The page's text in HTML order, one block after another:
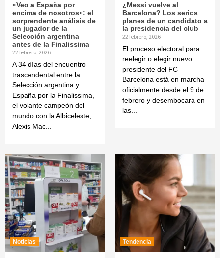
«Veo a España por
encima de nosotros»: el
sorprendente análisis de
un jugador de la
Selección argentina
antes de la Finalissima
22 febrero, 2026
A 34 días del encuentro
trascendental entre la
Selección argentina y
España por la Finalissima,
el volante campeón del
mundo con la Albiceleste,
Alexis Mac...
¿Messi vuelve al
Barcelona? Los serios
planes de un candidato a
la presidencia del club
22 febrero, 2026
El proceso electoral para
reelegir o elegir nuevo
presidente del FC
Barcelona está en marcha
oficialmente desde el 9 de
febrero y desembocará en
las...
Noticias Tendencia